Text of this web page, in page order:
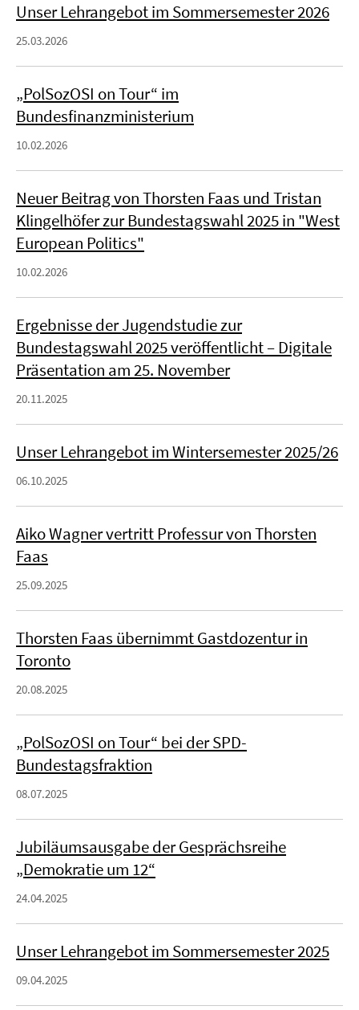
Unser Lehrangebot im Sommersemester 2026
25.03.2026
„PolSozOSI on Tour“ im
Bundesfinanzministerium
10.02.2026
Neuer Beitrag von Thorsten Faas und Tristan
Klingelhöfer zur Bundestagswahl 2025 in "West
European Politics"
10.02.2026
Ergebnisse der Jugendstudie zur
Bundestagswahl 2025 veröffentlicht – Digitale
Präsentation am 25. November
20.11.2025
Unser Lehrangebot im Wintersemester 2025/26
06.10.2025
Aiko Wagner vertritt Professur von Thorsten
Faas
25.09.2025
Thorsten Faas übernimmt Gastdozentur in
Toronto
20.08.2025
„PolSozOSI on Tour“ bei der SPD-
Bundestagsfraktion
08.07.2025
Jubiläumsausgabe der Gesprächsreihe
„Demokratie um 12“
24.04.2025
Unser Lehrangebot im Sommersemester 2025
09.04.2025